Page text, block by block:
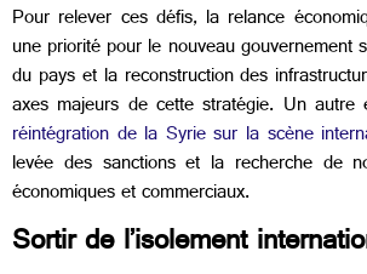
Pour relever ces défis, la relance
une priorité pour le nouveau gouvernement
du pays et la reconstruction des
axes majeurs de cette stratégie. Un
réintégration de la Syrie sur la scène
levée des sanctions et la recherche de
économiques et commerciaux.
Sortir de l’isolement